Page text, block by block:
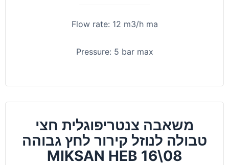
Flow rate: 12 m3/h ma
Pressure: 5 bar max
משאבה צנטריפוגלית חצי
טבולה לנוזל קירור לחץ גבוהה
MIKSAN HEB 16\08